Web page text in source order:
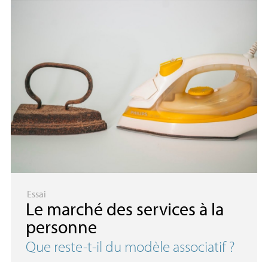
Essai
Le marché des services à la
personne
Que reste-t-il du modèle associatif?